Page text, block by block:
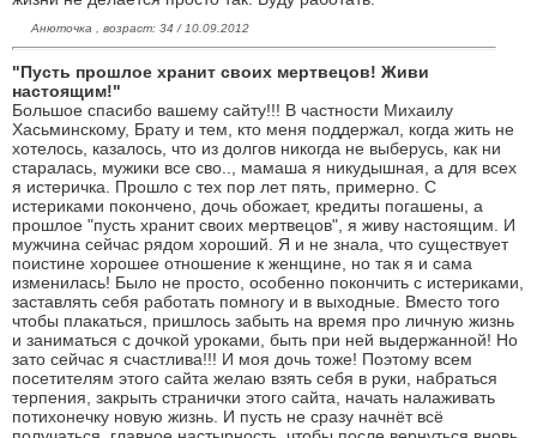
Анюточка , возраст: 34 / 10.09.2012
"Пусть прошлое хранит своих мертвецов! Живи
настоящим!"
Большое спасибо вашему сайту!!! В частности Михаилу
Хасьминскому, Брату и тем, кто меня поддержал, когда жить не
хотелось, казалось, что из долгов никогда не выберусь, как ни
старалась, мужики все сво.., мамаша я никудышная, а для всех
я истеричка. Прошло с тех пор лет пять, примерно. С
истериками покончено, дочь обожает, кредиты погашены, а
прошлое "пусть хранит своих мертвецов", я живу настоящим. И
мужчина сейчас рядом хороший. Я и не знала, что существует
поистине хорошее отношение к женщине, но так я и сама
изменилась! Было не просто, особенно покончить с истериками,
заставлять себя работать помногу и в выходные. Вместо того
чтобы плакаться, пришлось забыть на время про личную жизнь
и заниматься с дочкой уроками, быть при ней выдержанной! Но
зато сейчас я счастлива!!! И моя дочь тоже! Поэтому всем
посетителям этого сайта желаю взять себя в руки, набраться
терпения, закрыть странички этого сайта, начать налаживать
потихонечку новую жизнь. И пусть не сразу начнёт всё